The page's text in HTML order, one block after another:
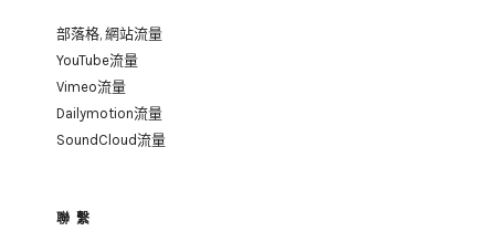
部落格, 網站流量
YouTube流量
Vimeo流量
Dailymotion流量
SoundCloud流量
聯繫